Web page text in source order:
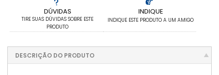
DÚVIDAS
TIRE SUAS DÚVIDAS SOBRE ESTE
PRODUTO
INDIQUE
INDIQUE ESTE PRODUTO A UM AMIGO
DESCRIÇÃO DO PRODUTO